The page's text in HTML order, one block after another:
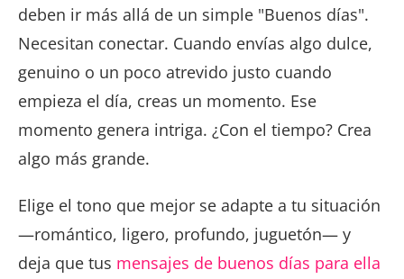
deben ir más allá de un simple "Buenos días".
Necesitan conectar. Cuando envías algo dulce,
genuino o un poco atrevido justo cuando
empieza el día, creas un momento. Ese
momento genera intriga. ¿Con el tiempo? Crea
algo más grande.
Elige el tono que mejor se adapte a tu situación
—romántico, ligero, profundo, juguetón— y
deja que tus mensajes de buenos días para ella